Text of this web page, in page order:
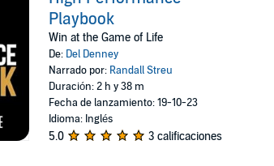
Playbook
Win at the Game of Life
De: Del Denney
Narrado por: Randall Streu
Duración: 2 h y 38 m
Fecha de lanzamiento: 19-10-23
Idioma: Inglés
5.0 3 calificaciones